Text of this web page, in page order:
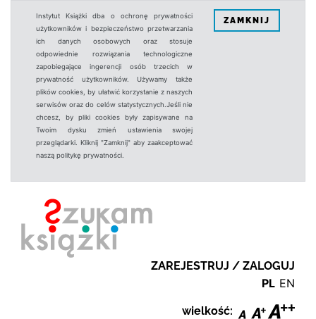
Instytut Książki dba o ochronę prywatności
użytkowników i bezpieczeństwo przetwarzania
ich danych osobowych oraz stosuje
odpowiednie rozwiązania technologiczne
zapobiegające ingerencji osób trzecich w
prywatność użytkowników. Używamy także
plików cookies, by ułatwić korzystanie z naszych
serwisów oraz do celów statystycznych.Jeśli nie
chcesz, by pliki cookies były zapisywane na
Twoim dysku zmień ustawienia swojej
przeglądarki. Kliknij "Zamknij" aby zaakceptować
naszą politykę prywatności.
ZAMKNIJ
ZAREJESTRUJ / ZALOGUJ
PL EN
wielkość: